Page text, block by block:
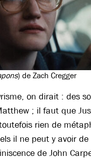
) de Zach Cregger
on dirait : des
; il faut que
rien de
il ne peut y avoir
de John